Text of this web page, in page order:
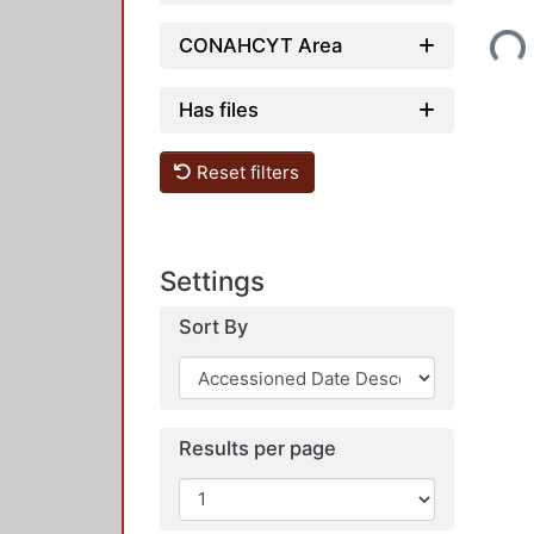
CONAHCYT Area
Has files
Reset filters
Settings
Sort By
Results per page
Loading...